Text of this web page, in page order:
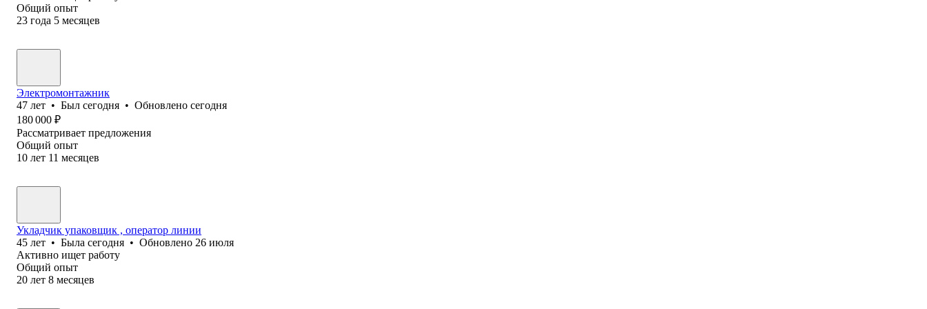
Общий опыт
23 года 5 месяцев
Электромонтажник
47 лет • Был сегодня • Обновлено сегодня
180 000 ₽
Рассматривает предложения
Общий опыт
10 лет 11 месяцев
Укладчик упаковщик , оператор линии
45 лет • Была сегодня • Обновлено 26 июля
Активно ищет работу
Общий опыт
20 лет 8 месяцев